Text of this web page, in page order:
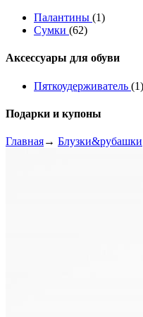
Палантины (1)
Сумки (62)
Аксессуары для обуви
Пяткоудерживатель (1)
Подарки и купоны
Главная→ Блузки&рубашки